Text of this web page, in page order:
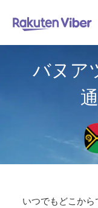
バヌア
いつでもどこか